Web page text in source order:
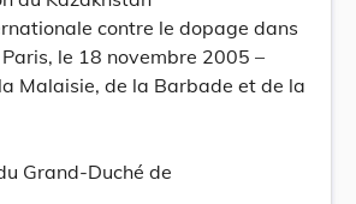
contre le dopage dans
le 18 novembre 2005 –
Malaisie, de la Barbade et de la
Grand-Duché de